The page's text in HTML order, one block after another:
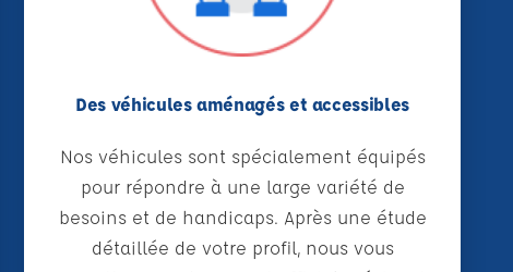
Des véhicules aménagés et accessibles
Nos véhicules sont spécialement équipés
pour répondre à une large variété de
besoins et de handicaps. Après une étude
détaillée de votre profil, nous vous